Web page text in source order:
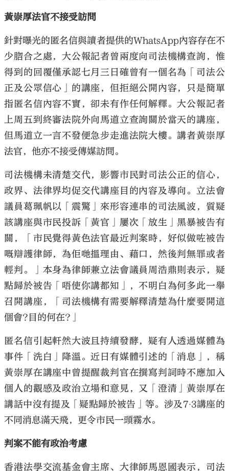
黃崇厚法官不接受訪問
針對曝光的匿名信與讀者提供的WhatsApp內容存在不
少脗合之處，大公報記者曾兩度向司法機構查詢，惟
得到的回覆僅承認七月三日確曾有一個名為「司法公
正及公眾信心」的講座，但拒絕公開內容，只是簡單
指匿名信內容不實，卻未有作任何解釋。大公報記者
上周五到終審法院外向馬道立查詢關於當天的講座，
但馬道立一言不發便急步走進法院大樓。講者黃崇厚
法官，他亦不接受傳媒訪問。
司法機構未清楚交代，影響市民對司法公正的信心，
政界、法律界均促交代講座目的內容及導向。立法會
議員葛珮帆以「震驚」來形容連串的司法風波，質疑
該講座與市民投訴「黃官」屢次「放生」黑暴被告有
關，「市民覺得黃色法官最近判案時，好似做咗被告
嘅辯護律師，為佢哋搵理由、藉口，然後判無罪或者
輕判。」本身為律師兼立法會議員周浩鼎則表示，疑
點歸於被告「唔使你講都知」，不明白為何多此一舉
召開講座，「司法機構有需要解釋清楚為什麼要開這
個會?目的何在?」
匿名信引起軒然大波且持續發酵，疑有人透過媒體為
事件「洗白」降溫。近日有媒體引述的「消息」，稱
黃崇厚在講座中曾提醒裁判官在撰寫判詞時不應加入
個人的觀感及政治立場和意見，又「澄清」黃崇厚在
講話中沒有提及「疑點歸於被告」等。涉及7‧3講座的
不同消息滿天飛，更令市民一頭霧水。
判案不能有政治考慮
香港法學交流基金會主席、大律師馬恩國表示，司法